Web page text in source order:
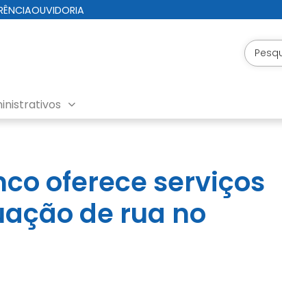
OUVIDORIA
oferece serviços
de rua no